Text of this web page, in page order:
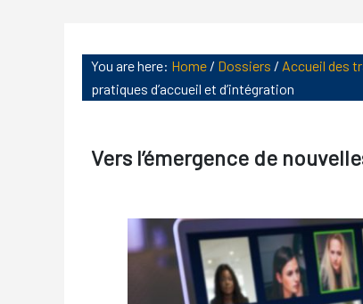
You are here: Home / Dossiers / Accueil des
pratiques d’accueil et d’intégration
Vers l’émergence de